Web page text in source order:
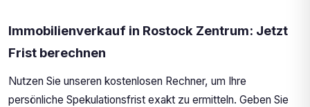
Immobilienverkauf in Rostock Zentrum: Jetzt
Frist berechnen
Nutzen Sie unseren kostenlosen Rechner, um Ihre
persönliche Spekulationsfrist exakt zu ermitteln. Geben Sie